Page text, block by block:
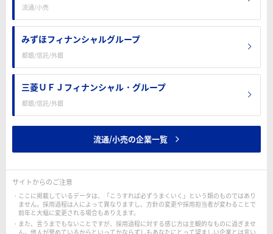
流通/小売
みずほフィナンシャルグループ
都銀/信託/外銀
三菱ＵＦＪフィナンシャル・グループ
都銀/信託/外銀
流通/小売の企業一覧
サイトからのご注意
ここに掲載しているデータは、「こうすれば必ずうまくいく」という類のものではあり
ません。採用過程は人によって異なりますし、方針の変更や採用担当者が変わることで
前年と大幅に変更される場合もありえます。
また、言うまでもないことですが、採用過程に対する感じ方は主観的なものに過ぎませ
ん。他人が誉めているからといってかならずしもあなたにとって望ましい企業とは言い